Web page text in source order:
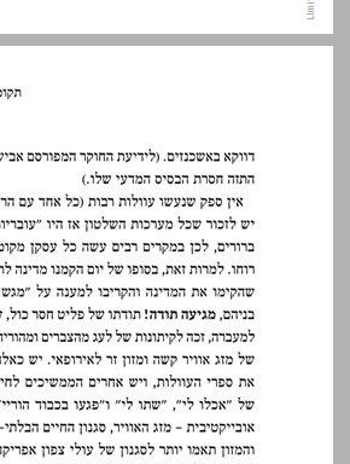
האליטות ... 13